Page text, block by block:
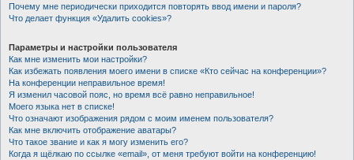
Почему мне периодически приходится повторять ввод имени и пароля?
Что делает функция «Удалить cookies»?
Параметры и настройки пользователя
Как мне изменить мои настройки?
Как избежать появления моего имени в списке «Кто сейчас на конференции»?
На конференции неправильное время!
Я изменил часовой пояс, но время всё равно неправильное!
Моего языка нет в списке!
Что означают изображения рядом с моим именем пользователя?
Как мне включить отображение аватары?
Что такое звание и как я могу изменить его?
Когда я щёлкаю по ссылке «email», от меня требуют войти на конференцию!